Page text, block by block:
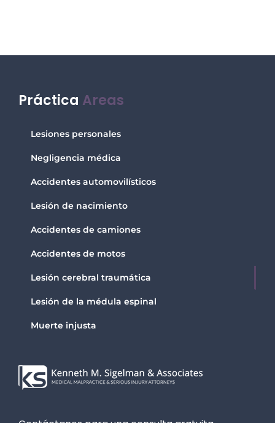
Práctica Areas
Lesiones personales
Negligencia médica
Accidentes automovilísticos
Lesión de nacimiento
Accidentes de camiones
Accidentes de motos
Lesión cerebral traumática
Lesión de la médula espinal
Muerte injusta